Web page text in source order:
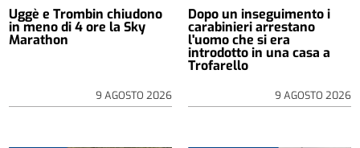
Uggè e Trombin chiudono
in meno di 4 ore la Sky
Marathon
9 AGOSTO 2026
Dopo un inseguimento i
carabinieri arrestano
l'uomo che si era
introdotto in una casa a
Trofarello
9 AGOSTO 2026